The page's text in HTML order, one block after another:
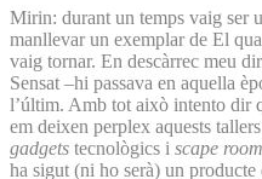
Mirin: durant un temps vaig ser
manllevar un exemplar de El
vaig tornar. En descàrrec meu
Sensat –hi passava en aquella
l’últim. Amb tot això intento dir
em deixen perplex aquests
gadgets tecnològics i scape
ha sigut (ni ho serà) un